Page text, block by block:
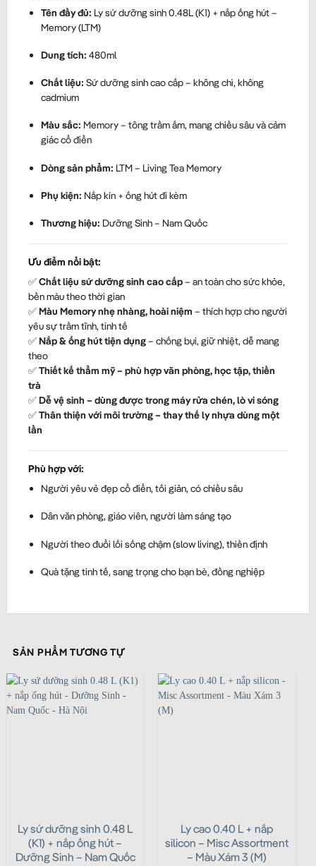
Tên đầy đủ: Ly sứ dưỡng sinh 0.48L (K1) + nắp ống hút –
Memory (LTM)
Dung tích: 480ml
Chất liệu: Sứ dưỡng sinh cao cấp – không chì, không
cadmium
Màu sắc: Memory – tông trầm ấm, mang chiều sâu và cảm
giác cổ điển
Dòng sản phẩm: LTM – Living Tea Memory
Phụ kiện: Nắp kín + ống hút đi kèm
Thương hiệu: Dưỡng Sinh – Nam Quốc
Ưu điểm nổi bật:
✅Chất liệu sứ dưỡng sinh cao cấp– an toàn cho sức khỏe,
bền màu theo thời gian
✅Màu Memory nhẹ nhàng, hoài niệm – thích hợp cho người
yêu sự trầm tĩnh, tinh tế
✅Nắp & ống hút tiện dụng– chống bụi, giữ nhiệt, dễ mang
theo
✅Thiết kế thẩm mỹ – phù hợp văn phòng, học tập, thiền
trà
✅Dễ vệ sinh – dùng được trong máy rửa chén, lò vi sóng
✅Thân thiện với môi trường – thay thế ly nhựa dùng một
lần
Phù hợp với:
Người yêu vẻ đẹp cổ điển, tối giản, có chiều sâu
Dân văn phòng, giáo viên, người làm sáng tạo
Người theo đuổi lối sống chậm (slow living), thiền định
Quà tặng tinh tế, sang trọng cho bạn bè, đồng nghiệp
SẢN PHẨM TƯƠNG TỰ
Ly sứ dưỡng sinh 0.48 L
(K1) + nắp ống hút –
Dưỡng Sinh – Nam Quốc
Ly cao 0.40 L + nắp
silicon – Misc Assortment
– Màu Xám 3 (M)